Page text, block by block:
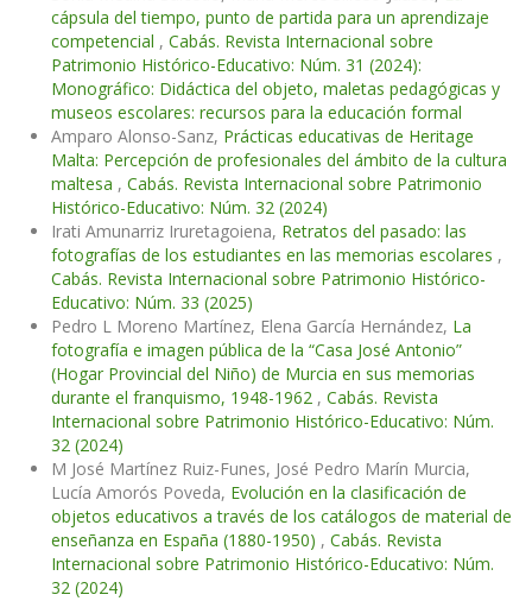
cápsula del tiempo, punto de partida para un aprendizaje
competencial , Cabás. Revista Internacional sobre
Patrimonio Histórico-Educativo: Núm. 31 (2024):
Monográfico: Didáctica del objeto, maletas pedagógicas y
museos escolares: recursos para la educación formal
Amparo Alonso-Sanz, Prácticas educativas de Heritage
Malta: Percepción de profesionales del ámbito de la cultura
maltesa , Cabás. Revista Internacional sobre Patrimonio
Histórico-Educativo: Núm. 32 (2024)
Irati Amunarriz Iruretagoiena, Retratos del pasado: las
fotografías de los estudiantes en las memorias escolares ,
Cabás. Revista Internacional sobre Patrimonio Histórico-
Educativo: Núm. 33 (2025)
Pedro L Moreno Martínez, Elena García Hernández, La
fotografía e imagen pública de la “Casa José Antonio”
(Hogar Provincial del Niño) de Murcia en sus memorias
durante el franquismo, 1948-1962 , Cabás. Revista
Internacional sobre Patrimonio Histórico-Educativo: Núm.
32 (2024)
M José Martínez Ruiz-Funes, José Pedro Marín Murcia,
Lucía Amorós Poveda, Evolución en la clasificación de
objetos educativos a través de los catálogos de material de
enseñanza en España (1880-1950) , Cabás. Revista
Internacional sobre Patrimonio Histórico-Educativo: Núm.
32 (2024)